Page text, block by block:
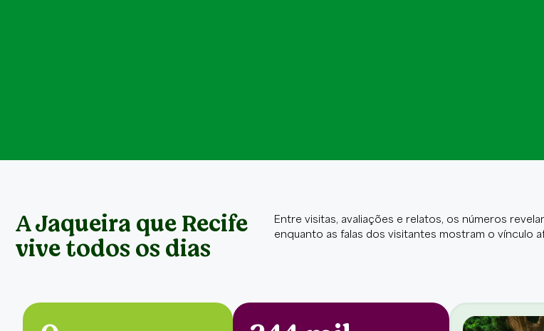
A Jaqueira que Recife
vive todos os dias
Entre visitas, avaliações e relatos, os números
enquanto as falas dos visitantes mostram o vínculo